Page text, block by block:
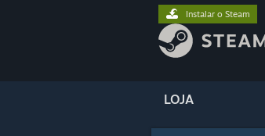
LOJA
Instalar o Steam